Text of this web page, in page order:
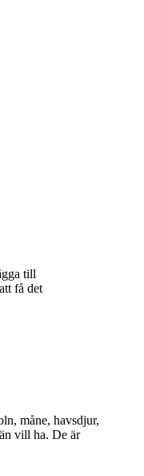
till
få det
måne, havsdjur,
vill ha. De är